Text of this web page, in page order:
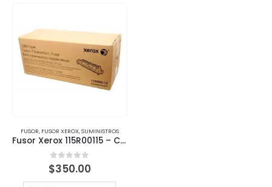
FUSOR, FUSOR XEROX,SUMINISTROS
Fusor Xerox 115R00115 – Calidad y Rendimiento Óptimo
0 out of 5
$350.00